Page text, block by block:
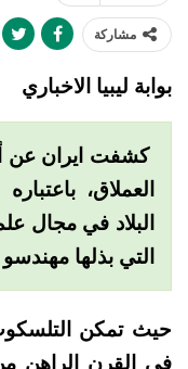
مشاركة
بوابة ليبيا الاخباري
كشفت ايران عن
العملاق،
التي بذلها مهندسو
حيث تمكن التلسكوب
في القرن الراهن